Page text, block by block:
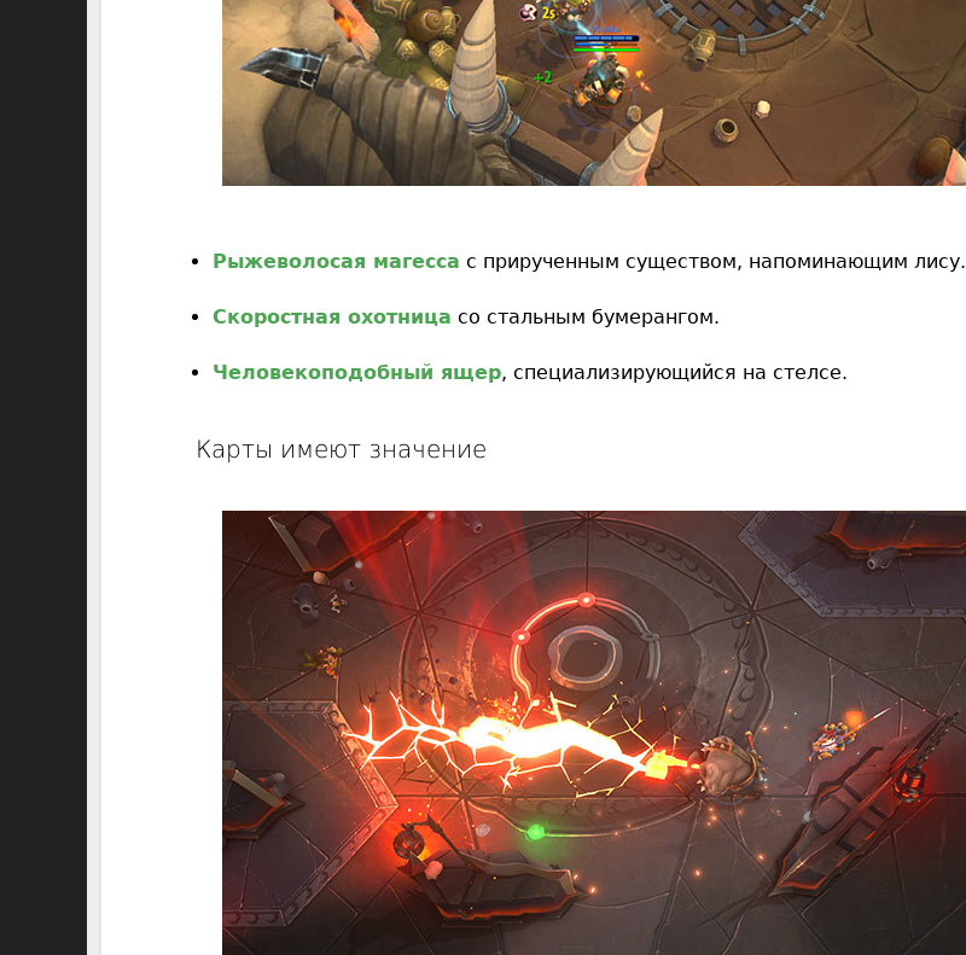
Рыжеволосая магесса с прирученным существом, напоминающим лису.
Скоростная охотница со стальным бумерангом.
Человекоподобный ящер, специализирующийся на стелсе.
Карты имеют значение